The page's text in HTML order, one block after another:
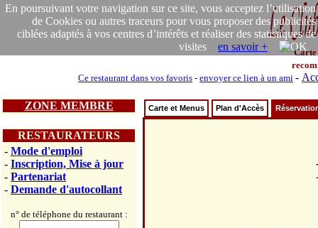
En poursuivant votre navigation sur ce site, vous acceptez l’utilisation
de Cookies ou autres traceurs pour vous proposer des publicités
ciblées adaptés à vos centres d’intérêts et réaliser des statistiques de
visites en savoir +
Carte
Ce restaurant dans vos favoris - envoyer ce lien à un ami -
ZONE MEMBRE
RESTAURATEURS
- Mode d'emploi
- Inscription, Mise à jour
- Partenariat
- Demande d'autocollant
n° de téléphone du restaurant :
Carte et Menus Plan d'Accès